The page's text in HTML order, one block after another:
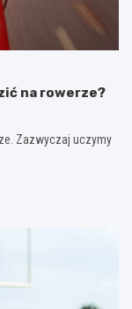
na rowerze?
Zazwyczaj uczymy